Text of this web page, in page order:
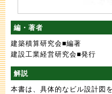
編・著者
建築積算研究会■編著
建設工業経営研究会■発行
解説
本書は、具体的なビル設計図